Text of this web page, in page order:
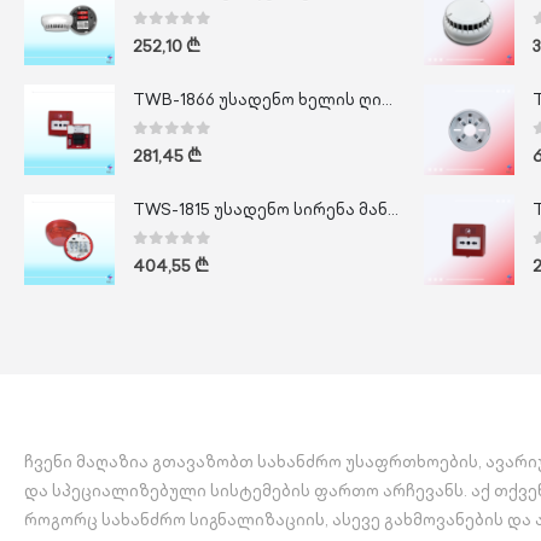
0out of 5
252,10₾
TWB-1866 უსადენო ხელის ღილაკი
0out of 5
281,45₾
TWS-1815 უსადენო სირენა მანათობლით
0 out of 5
404,55₾
0
ჩვენი მაღაზია გთავაზობთ სახანძრო უსაფრთხოების,
და სპეციალიზებული სისტემების ფართო არჩევანს. აქ
როგორც სახანძრო სიგნალიზაციის, ასევე გახმოვანების და